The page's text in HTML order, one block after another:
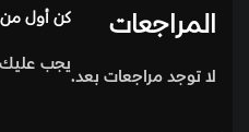
المراجعات
لا توجد مراجعات بعد.
كن أول من
يجب عليك